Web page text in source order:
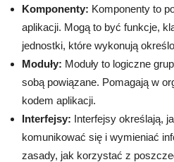
Komponenty: Komponenty to
aplikacji. Mogą to być funkcje,
jednostki, które wykonują
Moduły: Moduły to logiczne
sobą powiązane. Pomagają w
kodem aplikacji.
Interfejsy: Interfejsy określają,
komunikować się i wymieniać
zasady, jak korzystać z